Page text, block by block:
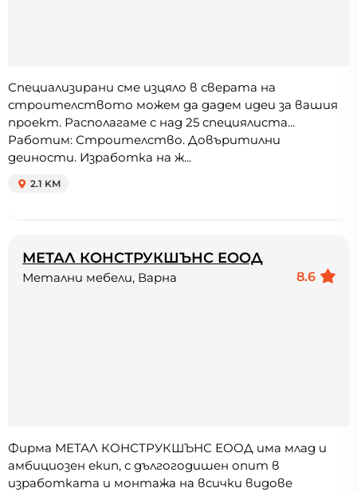
Специализирани сме изцяло в сверата на
строителството можем да дадем идеи за вашия
проект. Располагаме с над 25 специялиста...
Работим: Строителство. Довъритилни
деиности. Изработка на ж...
2.1 KM
МЕТАЛ КОНСТРУКШЪНС ЕООД
8.6
Метални мебели, Варна
Фирма МЕТАЛ КОНСТРУКШЪНС ЕООД има млад и
амбициозен екип, с дългогодишен опит в
изработката и монтажа на всички видове